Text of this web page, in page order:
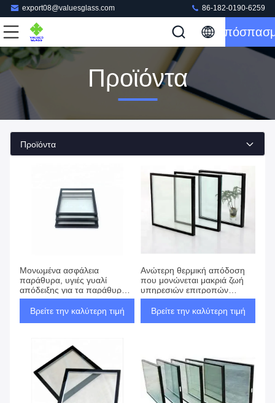
export08@valuesglass.com 86-182-0190-6259
Προϊόντα
Προϊόντα
Μονωμένα ασφάλεια
παράθυρα, υγιές γυαλί
απόδειξης για τα παράθυρα
και τις πόρτες
Βρείτε την καλύτερη τιμή
Ανώτερη θερμική απόδοση
που μονώνεται μακριά ζωή
υπηρεσιών επιτροπών
γυαλιού
Βρείτε την καλύτερη τιμή